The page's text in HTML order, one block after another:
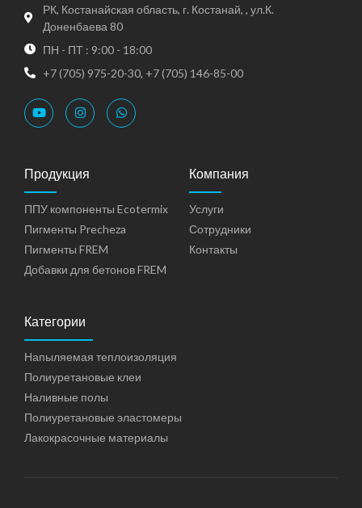
РК, Костанайская область, г. Костанай, , ул.К.
Доненбаева 80
ПН - ПТ : 9:00 - 18:00
+7 (705) 975-20-30, +7 (705) 146-85-00
Продукция
ППУ компоненты Ecotermix
Пигменты Precheza
Пигменты FREM
Добавки для бетонов FREM
Компания
Услуги
Сотрудники
Контакты
Категории
Напыляемая теплоизоляция
Полиуретановые клеи
Наливные полы
Полиуретановые эластомеры
Лакокрасочные материалы